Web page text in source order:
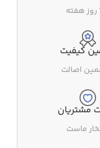
کیفیت
اصالت
مشتریان
ماست